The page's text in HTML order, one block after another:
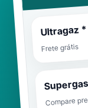
Ultragaz
Frete grátis
Compare